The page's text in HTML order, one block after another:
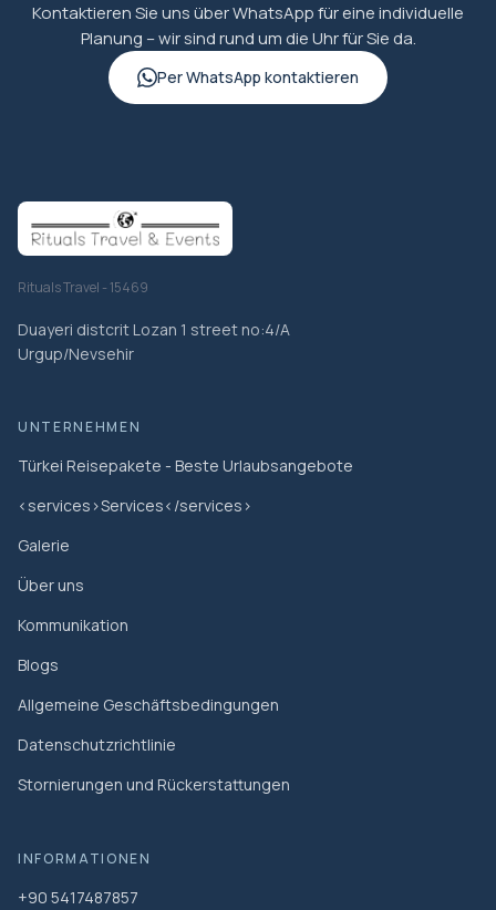
Kontaktieren Sie uns über WhatsApp für eine individuelle
Planung – wir sind rund um die Uhr für Sie da.
Per WhatsApp kontaktieren
Rituals Travel - 15469
Duayeri distcrit Lozan 1 street no:4/A
Urgup/Nevsehir
UNTERNEHMEN
Türkei Reisepakete - Beste Urlaubsangebote
<services>Services</services>
Galerie
Über uns
Kommunikation
Blogs
Allgemeine Geschäftsbedingungen
Datenschutzrichtlinie
Stornierungen und Rückerstattungen
INFORMATIONEN
+90 5417487857